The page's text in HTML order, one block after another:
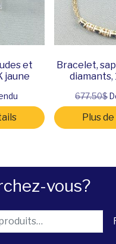
vous?
et
jaune
Bracelet,
diamants,
677.50$
Plus